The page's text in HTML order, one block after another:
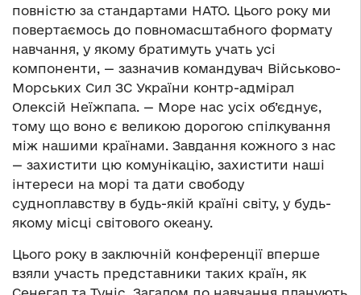
повністю за стандартами НАТО. Цього року ми
повертаємось до повномасштабного формату
навчання, у якому братимуть учать усі
компоненти, — зазначив командувач Військово-
Морських Сил ЗС України контр-адмірал
Олексій Неїжпапа. — Море нас усіх об’єднує,
тому що воно є великою дорогою спілкування
між нашими країнами. Завдання кожного з нас
— захистити цю комунікацію, захистити наші
інтереси на морі та дати свободу
судноплавству в будь-якій країні світу, у будь-
якому місці світового океану.
Цього року в заключній конференції вперше
взяли участь представники таких країн, як